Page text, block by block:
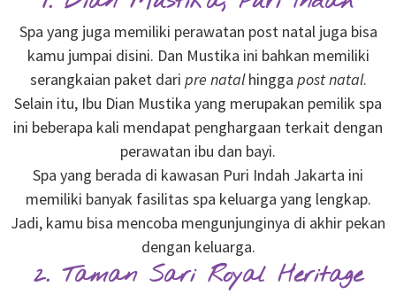
Spa yang juga memiliki perawatan post natal juga bisa
kamu jumpai disini. Dan Mustika ini bahkan memiliki
serangkaian paket dari pre natalhingga post natal.
Selain itu, Ibu Dian Mustika yang merupakan pemilik spa
ini beberapa kali mendapat penghargaan terkait dengan
perawatan ibu dan bayi.
Spa yang berada di kawasan Puri Indah Jakarta ini
memiliki banyak fasilitas spa keluarga yang lengkap.
Jadi, kamu bisa mencoba mengunjunginya di akhir pekan
dengan keluarga.
2. Taman Sari Royal Heritage